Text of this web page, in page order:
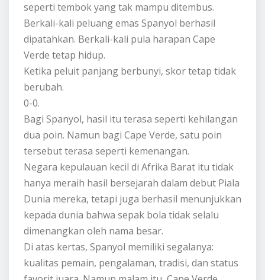
seperti tembok yang tak mampu ditembus.
Berkali-kali peluang emas Spanyol berhasil
dipatahkan. Berkali-kali pula harapan Cape
Verde tetap hidup.
Ketika peluit panjang berbunyi, skor tetap tidak
berubah.
0-0.
Bagi Spanyol, hasil itu terasa seperti kehilangan
dua poin. Namun bagi Cape Verde, satu poin
tersebut terasa seperti kemenangan.
Negara kepulauan kecil di Afrika Barat itu tidak
hanya meraih hasil bersejarah dalam debut Piala
Dunia mereka, tetapi juga berhasil menunjukkan
kepada dunia bahwa sepak bola tidak selalu
dimenangkan oleh nama besar.
Di atas kertas, Spanyol memiliki segalanya:
kualitas pemain, pengalaman, tradisi, dan status